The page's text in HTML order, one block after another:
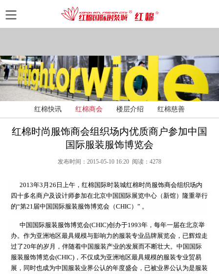
红棉快讯 红棉商会 楼层介绍 红棉慈善
红棉时尚服饰商会组织场内优质商户参加中国
国际服装服饰博览会
发布时间：2015-05-10 16:20 阅读：4278
2013年3月26日上午，红棉国际时装城红棉时尚服饰商会组织场内
四十多名商户及设计师参加在北京中国国际展览中心（新馆）隆重举行
的“第21届中国国际服装服饰博览会（CHIC）” 。
中国国际服装服饰博览会(CHIC)创办于1993年，每年一届在北京举
办。作为亚洲地区最具规模与影响力的服装专业品牌展览会，已辉煌走
过了20年的岁月，伴随着中国服装产业的发展而不断壮大。中国国际
服装服饰博览会(CHIC)，不仅成为亚洲地区最具规模的服装专业贸易
展，同时也成为中国服装业界公认的年度盛会，已被业界公认为是服装